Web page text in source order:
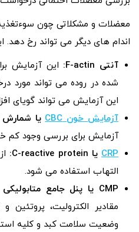
معضلات و مشکلاتی چون
اندام‌ های دیگر می‌ تواند رخ دهد.
آنتی F-actin:
این آزمایش
شده در روده می‌ تواند مورد
این آزمایش می‌ تواند گویای
آزمایش خون CBC
یا شمارش
آزمایش برای بررسی وجود کم
CRPیا C-reactive protein:
التهاب استفاده می‌ شود.
CMP یا پنل جامع متابولیکی :
مقادیر الکترولیت‌،
وضعیت سلامت کبد و کلیه